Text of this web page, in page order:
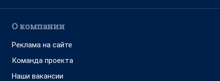
О компании
Реклама на сайте
Команда проекта
Наши вакансии